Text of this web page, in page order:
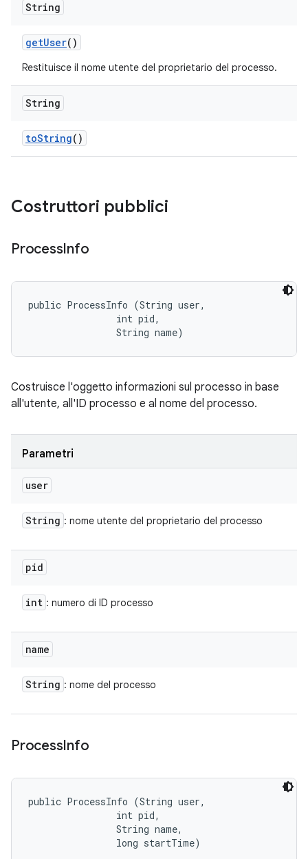
String
getUser()
Restituisce il nome utente del proprietario del processo.
String
toString()
Costruttori pubblici
ProcessInfo
public ProcessInfo (String user,
                int pid,
                String name)
Costruisce l'oggetto informazioni sul processo in base
all'utente, all'ID processo e al nome del processo.
Parametri
user
String : nome utente del proprietario del processo
pid
int : numero di ID processo
name
String : nome del processo
ProcessInfo
public ProcessInfo (String user,
                int pid,
                String name,
                long startTime)